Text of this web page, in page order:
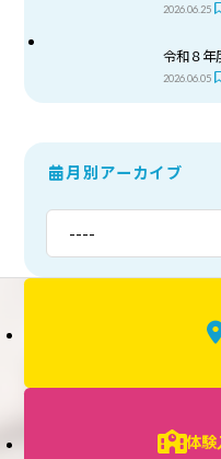
2026.06.25
令和８年
2026.06.05
月別アーカイブ
体験